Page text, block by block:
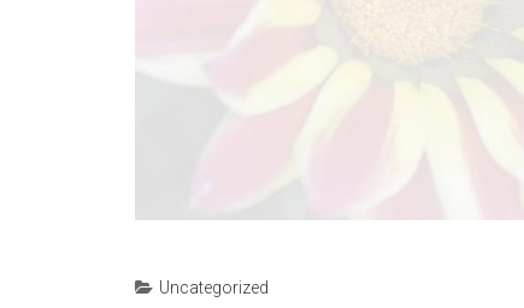
Uncategorized